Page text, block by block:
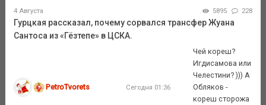
4 Августа 5895 228
Гурцкая рассказал, почему сорвался трансфер Жуана
Сантоса из «Гёзтепе» в ЦСКА.
PetroTvorets Сегодня 01:36
Чей кореш?
Игдисамова или
Челестини? ))) А
Обляков -
кореш сторожа